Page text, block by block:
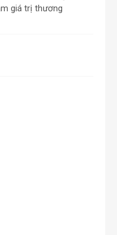
giá trị thương